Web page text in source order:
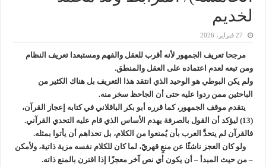
لخديم
27 فبراير، 2026
مرجحا تعريف الجمهور لأنه أقرب للعقل والفهم ومستبعدا تعريف النظام
ومن تبعه لعدم اعتماده على العقل والمنطق.
ولم يكن البوطي هو الوحيد الذي انتقد هذا التعريف بل هناك الكثير من
الباحثين ممن ردوا عليه حتى أن الجاحظ سخر منه.
يتقدم موقف الجمهور، كما قرره أبو بكر الباقلاني في كتابه إعجاز القرآن،
(13) ليؤكد أن القول بالصرفة يهدم الأساس الذي قام عليه التحدي القرآني.
فالقرآن لم يتحدَّ العرب بأن يُمنعوا من الكلام، بل تحداهم أن يأتوا بمثله.
ولو كان العجز ناشئًا عن منعٍ قهريّ، لما كان للكلام نفسه مزية ذاتية، ولأمكن
– من حيث المبدأ – أن يكون أي نص آخر معجزًا إذا اقترن بالمنع ذاته.